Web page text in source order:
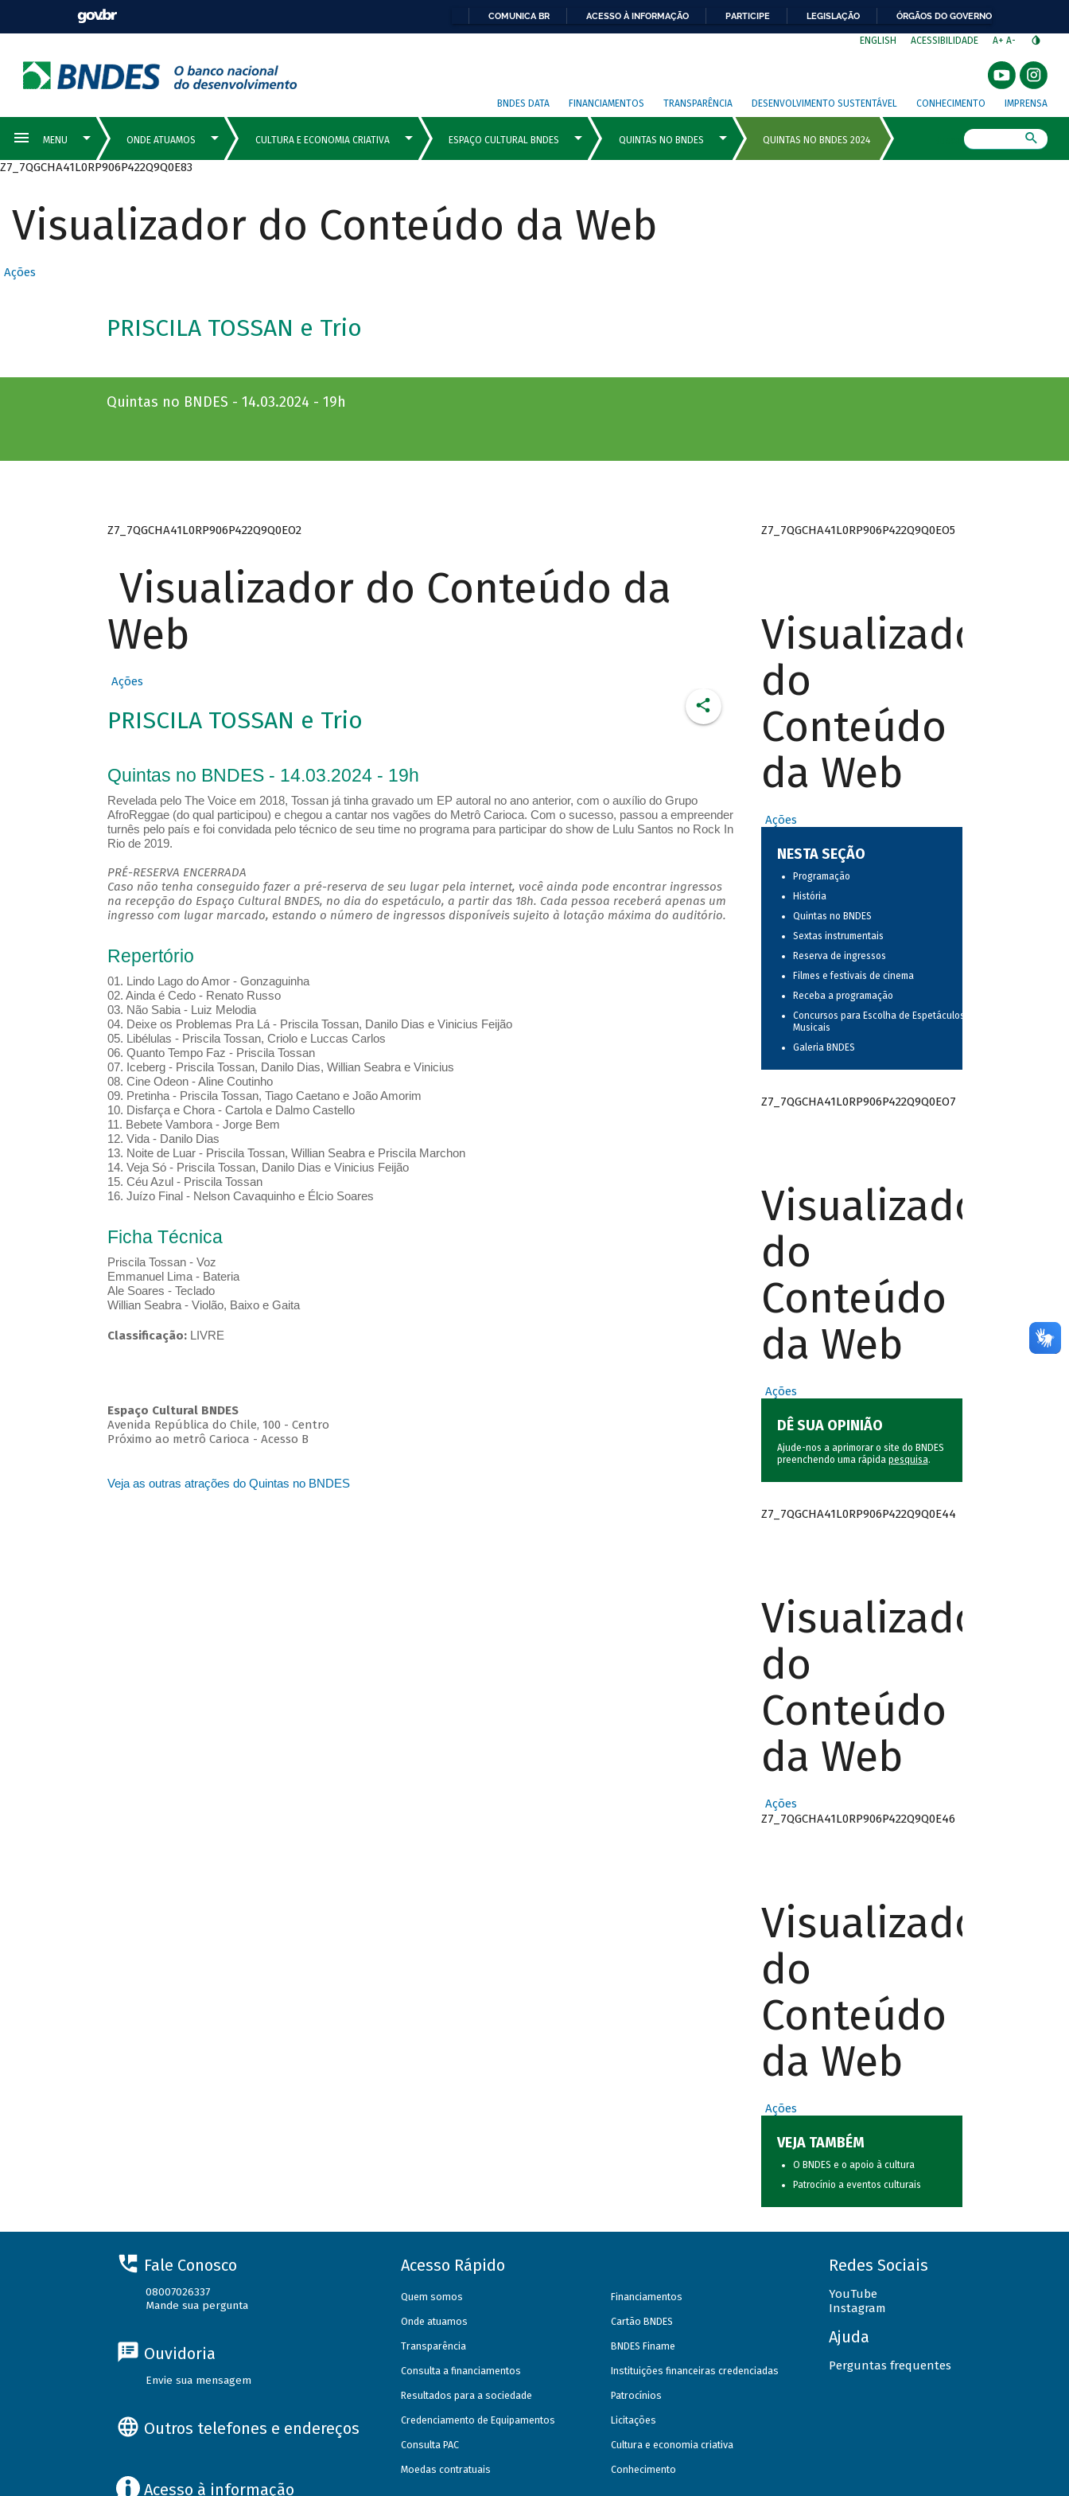
COMUNICA BR ACESSO À INFORMAÇÃO PARTICIPE LEGISLAÇÃO ÓRGÃOS DO GOVERNO
ENGLISH ACESSIBILIDADE A+ A-
BNDES DATA FINANCIAMENTOS TRANSPARÊNCIA DESENVOLVIMENTO SUSTENTÁVEL CONHECIMENTO IMPRENSA
Z7_7QGCHA41L0RP906P422Q9Q0E83
Visualizador do Conteúdo da Web
Ações
PRISCILA TOSSAN e Trio
Quintas no BNDES - 14.03.2024 - 19h
Z7_7QGCHA41L0RP906P422Q9Q0EO2
Visualizador do Conteúdo da
Web
Ações
PRISCILA TOSSAN e Trio
Quintas no BNDES - 14.03.2024 - 19h
Revelada pelo The Voice em 2018, Tossan já tinha gravado um EP autoral no ano anterior, com o auxílio do Grupo
AfroReggae (do qual participou) e chegou a cantar nos vagões do Metrô Carioca. Com o sucesso, passou a empreender
turnês pelo país e foi convidada pelo técnico de seu time no programa para participar do show de Lulu Santos no Rock In
Rio de 2019.
PRÉ-RESERVA ENCERRADA
Caso não tenha conseguido fazer a pré-reserva de seu lugar pela internet, você ainda pode encontrar ingressos
na recepção do Espaço Cultural BNDES, no dia do espetáculo, a partir das 18h. Cada pessoa receberá apenas um
ingresso com lugar marcado, estando o número de ingressos disponíveis sujeito à lotação máxima do auditório.
Repertório
01. Lindo Lago do Amor - Gonzaguinha
02. Ainda é Cedo - Renato Russo
03. Não Sabia - Luiz Melodia
04. Deixe os Problemas Pra Lá - Priscila Tossan, Danilo Dias e Vinicius Feijão
05. Libélulas - Priscila Tossan, Criolo e Luccas Carlos
06. Quanto Tempo Faz - Priscila Tossan
07. Iceberg - Priscila Tossan, Danilo Dias, Willian Seabra e Vinicius
08. Cine Odeon - Aline Coutinho
09. Pretinha - Priscila Tossan, Tiago Caetano e João Amorim
10. Disfarça e Chora - Cartola e Dalmo Castello
11. Bebete Vambora - Jorge Bem
12. Vida - Danilo Dias
13. Noite de Luar - Priscila Tossan, Willian Seabra e Priscila Marchon
14. Veja Só - Priscila Tossan, Danilo Dias e Vinicius Feijão
15. Céu Azul - Priscila Tossan
16. Juízo Final - Nelson Cavaquinho e Élcio Soares
Ficha Técnica
Priscila Tossan - Voz
Emmanuel Lima - Bateria
Ale Soares - Teclado
Willian Seabra - Violão, Baixo e Gaita
Classificação: LIVRE
Espaço Cultural BNDES
Avenida República do Chile, 100 - Centro
Próximo ao metrô Carioca - Acesso B
Veja as outras atrações do Quintas no BNDES
Z7_7QGCHA41L0RP906P422Q9Q0EO5
Visualizador
do
Conteúdo
da Web
Ações
NESTA SEÇÃO
Programação
História
Quintas no BNDES
Sextas instrumentais
Reserva de ingressos
Filmes e festivais de cinema
Receba a programação
Concursos para Escolha de Espetáculos
Musicais
Galeria BNDES
Z7_7QGCHA41L0RP906P422Q9Q0EO7
Visualizador
do
Conteúdo
da Web
Ações
DÊ SUA OPINIÃO
Ajude-nos a aprimorar o site do BNDES
preenchendo uma rápida pesquisa.
Z7_7QGCHA41L0RP906P422Q9Q0E44
Visualizador
do
Conteúdo
da Web
Ações
Z7_7QGCHA41L0RP906P422Q9Q0E46
Visualizador
do
Conteúdo
da Web
Ações
VEJA TAMBÉM
O BNDES e o apoio à cultura
Patrocínio a eventos culturais
Fale Conosco
08007026337
Mande sua pergunta
Ouvidoria
Envie sua mensagem
Outros telefones e endereços
Acesso à informação
Acesso Rápido
Quem somos
Onde atuamos
Transparência
Consulta a financiamentos
Resultados para a sociedade
Credenciamento de Equipamentos
Consulta PAC
Moedas contratuais
Financiamentos
Cartão BNDES
BNDES Finame
Instituições financeiras credenciadas
Patrocínios
Licitações
Cultura e economia criativa
Conhecimento
Redes Sociais
YouTube
Instagram
Ajuda
Perguntas frequentes